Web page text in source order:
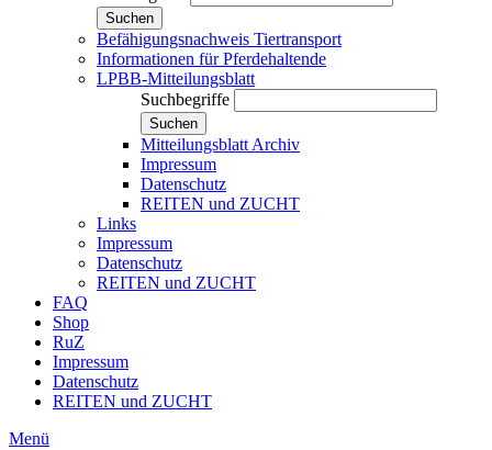
Suchen
Befähigungsnachweis Tiertransport
Informationen für Pferdehaltende
LPBB-Mitteilungsblatt
Suchbegriffe
Suchen
Mitteilungsblatt Archiv
Impressum
Datenschutz
REITEN und ZUCHT
Links
Impressum
Datenschutz
REITEN und ZUCHT
FAQ
Shop
RuZ
Impressum
Datenschutz
REITEN und ZUCHT
Menü